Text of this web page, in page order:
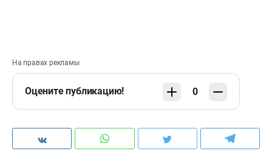
На правах рекламы
Оцените публикацию! 0